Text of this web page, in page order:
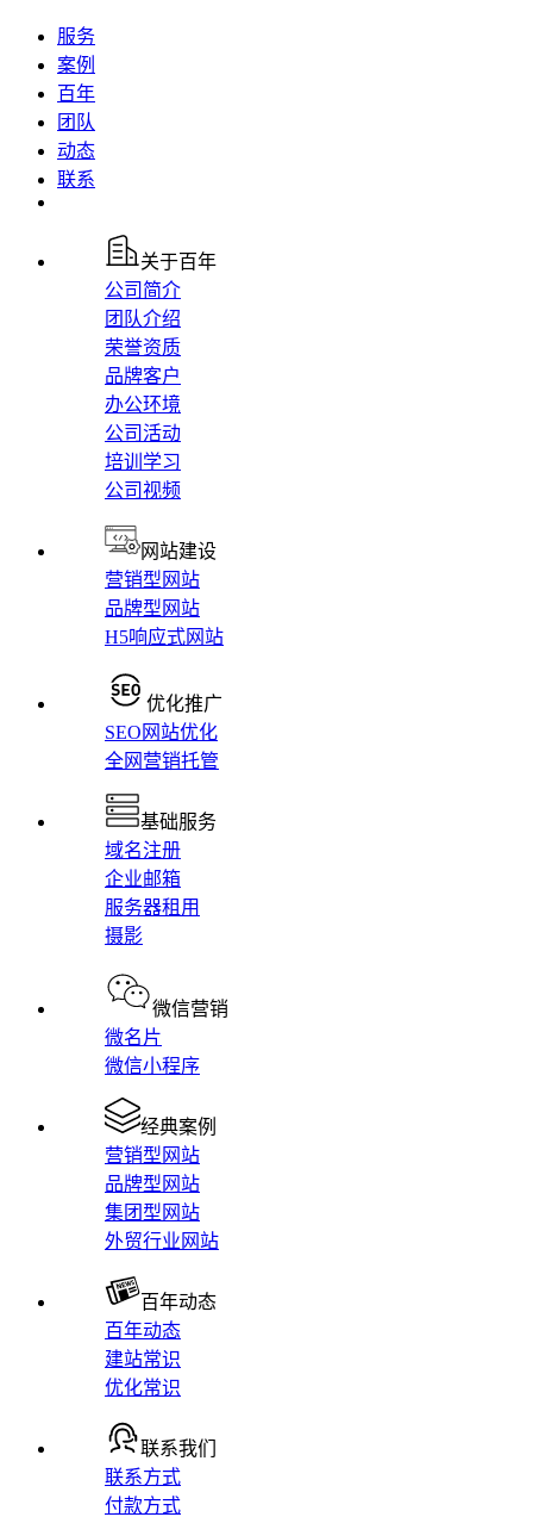
服务
案例
百年
团队
动态
联系
关于百年
公司简介
团队介绍
荣誉资质
品牌客户
办公环境
公司活动
培训学习
公司视频
网站建设
营销型网站
品牌型网站
H5响应式网站
优化推广
SEO网站优化
全网营销托管
基础服务
域名注册
企业邮箱
服务器租用
摄影
微信营销
微名片
微信小程序
经典案例
营销型网站
品牌型网站
集团型网站
外贸行业网站
百年动态
百年动态
建站常识
优化常识
联系我们
联系方式
付款方式